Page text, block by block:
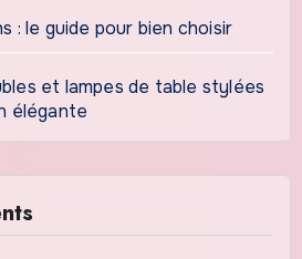
: le guide pour bien choisir
et lampes de table stylées
élégante